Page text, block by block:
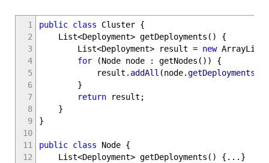
1
2
3
4
5
6
7
8
9
10
11
12
public class Cluster {
List<Deployment> getDeployments ( )
{
List<Deployment> result = newArrayList
for
(Node node : getNodes ( ) )
{
result. addAll (node.getDeployments
}
return result ;
}
}
public class Node {
List<Deployment> getDeployments ( ) { ... }